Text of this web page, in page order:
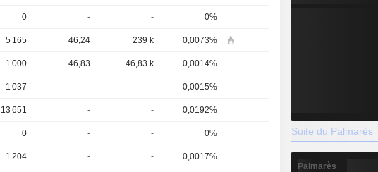
0 - - 0%
5 165 46,24 239 k 0,0073%
1 000 46,83 46,83 k 0,0014%
1 037 - - 0,0015%
13 651 - - 0,0192%
0 - - 0%
1 204 - - 0,0017%
Suite du Palmarès
Palmarès